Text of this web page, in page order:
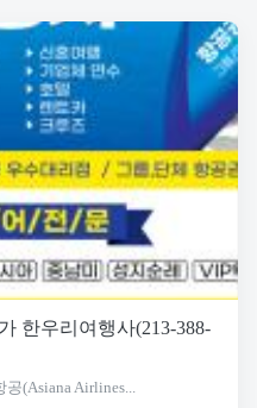
한우리여행사(213-388-
(Asiana Airlines...